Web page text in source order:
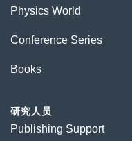
Physics World
Conference Series
Books
研究人员
Publishing Support